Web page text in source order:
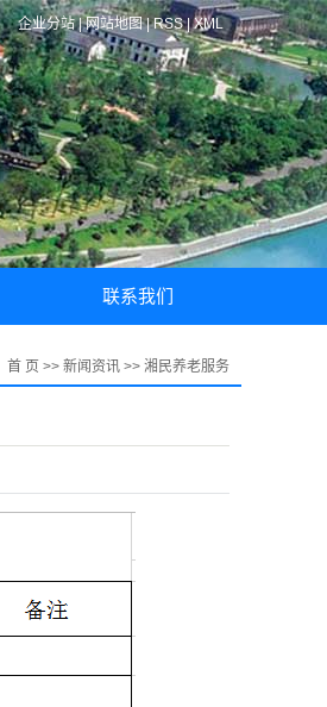
企业分站|网站地图|RSS|XML
联系我们
首 页 >> 新闻资讯 >> 湘民养老服务